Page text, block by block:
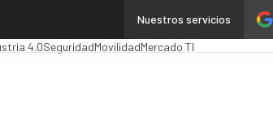
Nuestros servicios
MarTechCloud
4.0SeguridadMovilidadMercado TI